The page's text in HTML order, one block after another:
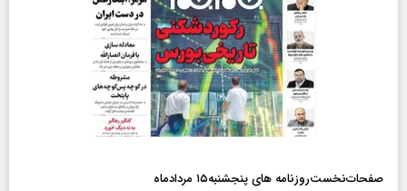
صفحات‌نخست‌روزنامه ها‌ی پنجشنبه‌۱۵ مردادماه